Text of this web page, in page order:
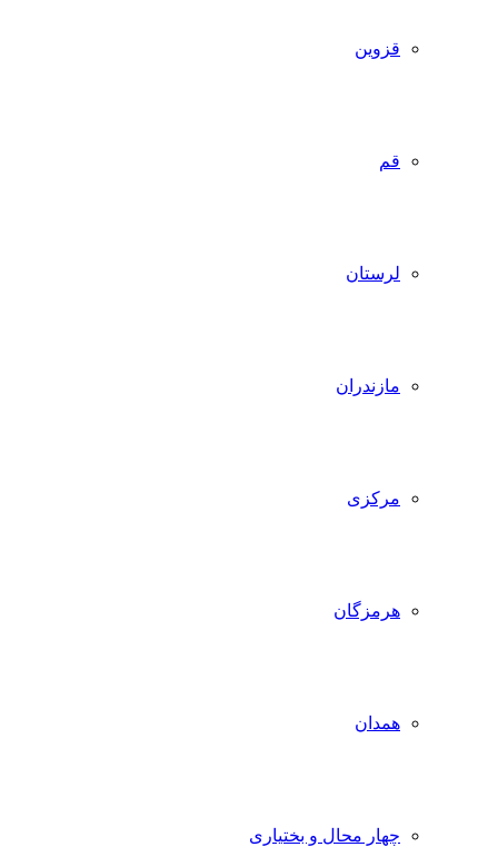
قزوین
قم
لرستان
مازندران
مرکزی
هرمزگان
همدان
چهار محال و بختیاری